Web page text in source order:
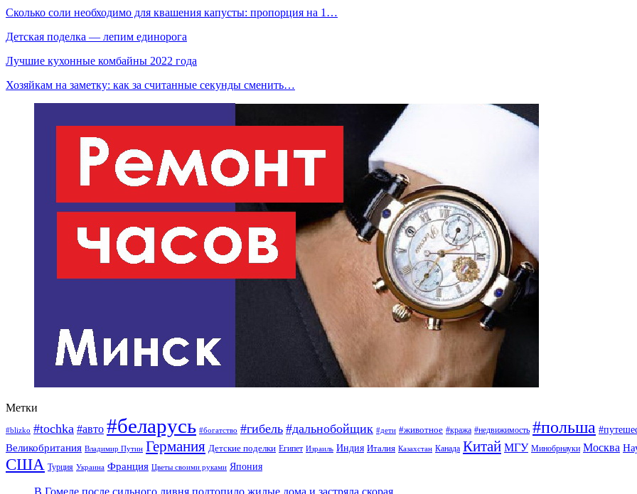
Сколько соли необходимо для квашения капусты: пропорция на 1…
Детская поделка — лепим единорога
Лучшие кухонные комбайны 2022 года
Хозяйкам на заметку: как за считанные секунды сменить…
Метки
#blizko #tochka #авто #беларусь #богатство #гибель #дальнобойщик #дети #животное #кража #недвижимость #польша
Великобритания Владимир Путин Германия Детские поделки Египет Израиль Индия Италия Казахстан Канада Китай МГУ Минобрнауки Москва
США Турция Украина Франция Цветы своими руками Япония
В Гомеле после сильного ливня подтопило жилые дома и застряла скорая